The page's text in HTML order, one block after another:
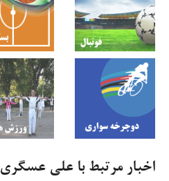
اخبار مرتبط با علی عسگری